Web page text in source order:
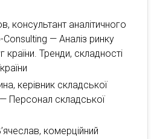
консультант аналітичного
— Аналіз ринку
країни. Тренди, складності
керівник складської
Персонал складської
комерційний